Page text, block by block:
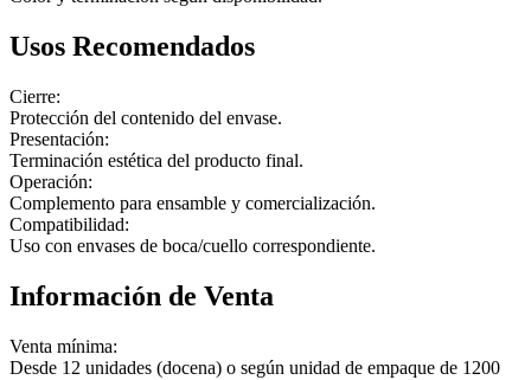
Usos Recomendados
Cierre:
Protección del contenido del envase.
Presentación:
Terminación estética del producto final.
Operación:
Complemento para ensamble y comercialización.
Compatibilidad:
Uso con envases de boca/cuello correspondiente.
Información de Venta
Venta mínima:
Desde 12 unidades (docena) o según unidad de empaque de 1200